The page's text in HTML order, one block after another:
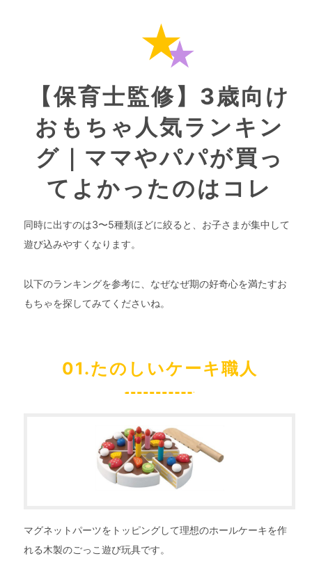
【保育士監修】3歳向け
おもちゃ人気ランキン
グ｜ママやパパが買っ
てよかったのはコレ
同時に出すのは3〜5種類ほどに絞ると、お子さまが集中して
遊び込みやすくなります。
以下のランキングを参考に、なぜなぜ期の好奇心を満たすお
もちゃを探してみてくださいね。
01.たのしいケーキ職人
マグネットパーツをトッピングして理想のホールケーキを作
れる木製のごっこ遊び玩具です。